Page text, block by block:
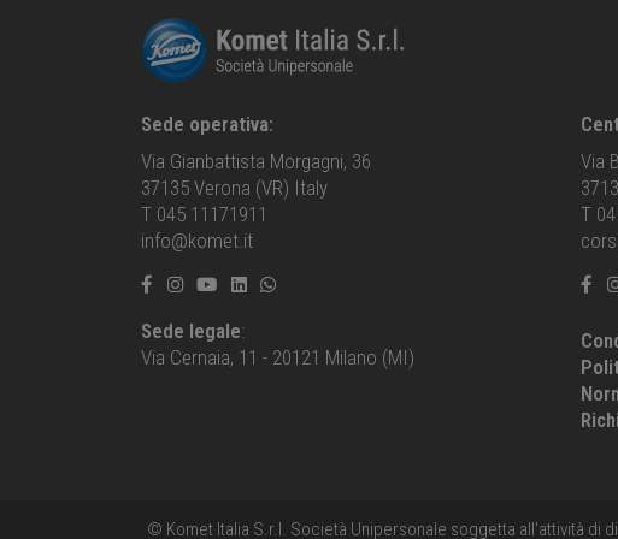
Sede operativa:
Via Gianbattista Morgagni, 36
37135 Verona (VR) Italy
T 045 11171911
info@komet.it
Via
T
Sede legale:
Via Cernaia, 11 - 20121 Milano (MI)
© Komet Italia S.r.l. Società Unipersonale soggetta all'attività di